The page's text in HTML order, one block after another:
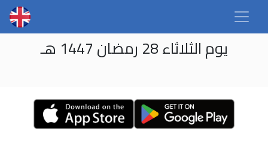
يوم الثلاثاء 28 رمضان 1447 هـ